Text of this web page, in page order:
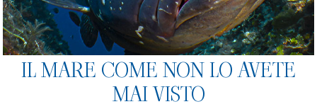
IL MARE COME NON LO AVETE
MAI VISTO